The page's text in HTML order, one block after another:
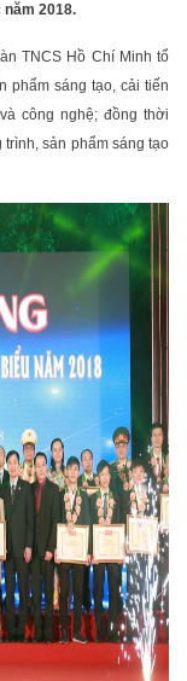
năm 2018.
TNCS Hồ Chí Minh tổ
phẩm sáng tạo, cải tiến
công nghệ; đồng thời
sản phẩm sáng tạo